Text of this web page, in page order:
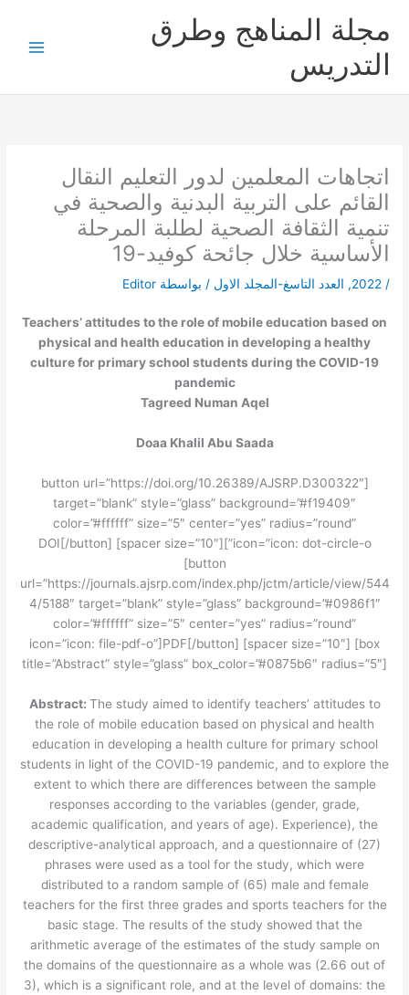
المحتوى
مجلة المناهج وطرق
التدريس
اتجاهات المعلمين لدور التعليم النقال
القائم على التربية البدنية والصحية في
تنمية الثقافة الصحية لطلبة المرحلة
الأساسية خلال جائحة كوفيد-19
/
2022
, العدد التاسغ-المجلد الاول / بواسطة Editor
Teachers’ attitudes to the role of mobile education based on
physical and health education in developing a healthy
culture for primary school students during the COVID-19
pandemic
Tagreed Numan Aqel
Doaa Khalil Abu Saada
[button url=”https://doi.org/10.26389/AJSRP.D300322″
target=”blank” style=”glass” background=”#f19409″
color=”#ffffff” size=”5″ center=”yes” radius=”round”
icon=”icon: dot-circle-o”]DOI[/button] [spacer size=”10″]
[button
url=”https://journals.ajsrp.com/index.php/jctm/article/view/544
4/5188″ target=”blank” style=”glass” background=”#0986f1″
color=”#ffffff” size=”5″ center=”yes” radius=”round”
icon=”icon: file-pdf-o”]PDF[/button] [spacer size=”10″] [box
title=”Abstract” style=”glass” box_color=”#0875b6″ radius=”5″]
Abstract: The study aimed to identify teachers’ attitudes to
the role of mobile education based on physical and health
education in developing a health culture for primary school
students in light of the COVID-19 pandemic, and to explore the
extent to which there are differences between the sample
responses according to the variables (gender, grade,
academic qualification, and years of age). Experience), the
descriptive-analytical approach, and a questionnaire of (27)
phrases were used as a tool for the study, which were
distributed to a random sample of (65) male and female
teachers for the first three grades and sports teachers for the
basic stage. The results of the study showed that the
arithmetic average of the estimates of the study sample on
the domains of the questionnaire as a whole was (2.66 out of
3), which is a significant role, and at the level of domains: the